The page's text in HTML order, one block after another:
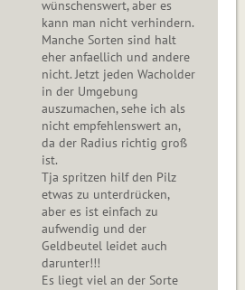
wünschenswert, aber es
kann man nicht verhindern.
Manche Sorten sind halt
eher anfaellich und andere
nicht. Jetzt jeden Wacholder
in der Umgebung
auszumachen, sehe ich als
nicht empfehlenswert an,
da der Radius richtig groß
ist.
Tja spritzen hilf den Pilz
etwas zu unterdrücken,
aber es ist einfach zu
aufwendig und der
Geldbeutel leidet auch
darunter!!!
Es liegt viel an der Sorte